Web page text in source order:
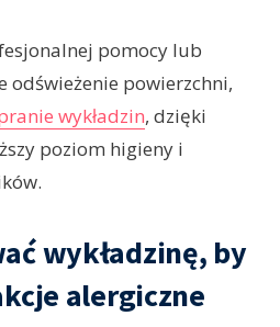
pomocy lub
odświeżenie powierzchni,
wykładzin, dzięki
poziom higieny i
wykładzinę, by
alergiczne